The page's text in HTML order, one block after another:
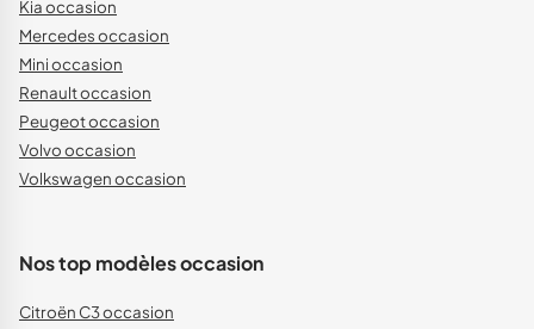
Kia occasion
Mercedes occasion
Mini occasion
Renault occasion
Peugeot occasion
Volvo occasion
Volkswagen occasion
Nos top modèles occasion
Citroën C3 occasion